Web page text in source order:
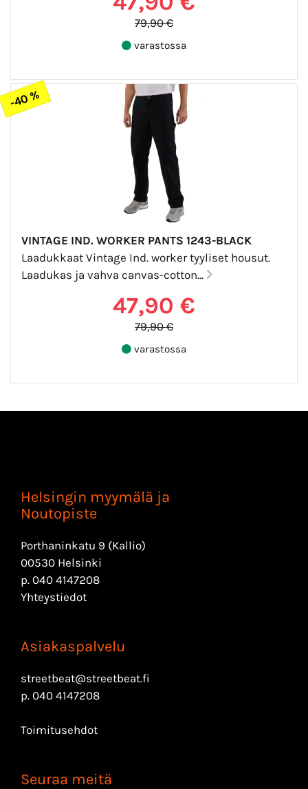
79,90 €
varastossa
-40 %
VINTAGE IND. WORKER PANTS 1243-BLACK
Laadukkaat Vintage Ind. worker tyyliset housut.
Laadukas ja vahva canvas-cotton...
47,90 €
79,90 €
varastossa
Helsingin myymälä ja
Noutopiste
Porthaninkatu 9 (Kallio)
00530 Helsinki
p. 040 4147208
Yhteystiedot
Asiakaspalvelu
streetbeat@streetbeat.fi
p. 040 4147208
Toimitusehdot
Seuraa meitä